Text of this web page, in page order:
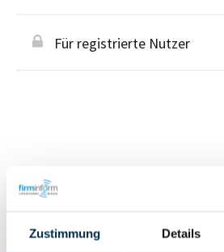
Zustimmung Details
Für registrierte Nutzer
Personen im Unternehmen
Geschäftsführer (3)